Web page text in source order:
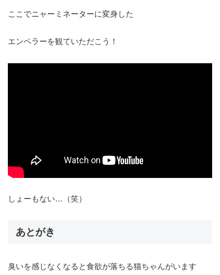
ここでニャーミネーターに変身した
エンペラーを観ていただこう！
しょーもない…（笑）
あとがき
臭いを感じなくなると食欲が落ちる猫ちゃんがいます